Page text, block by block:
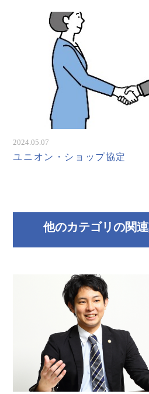
2024.05.07
ユニオン・ショップ協定
他のカテゴリの関